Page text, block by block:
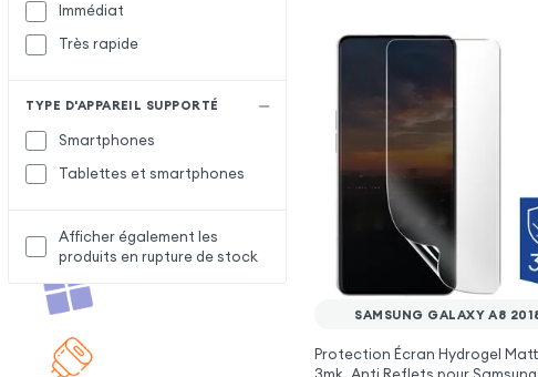
Immédiat
Très rapide
TYPE D'APPAREIL SUPPORTÉ
Smartphones
Tablettes et smartphones
Afficher également les
produits en rupture de stock
SAMSUNG GALAXY A8
Protection Écran Hydrogel